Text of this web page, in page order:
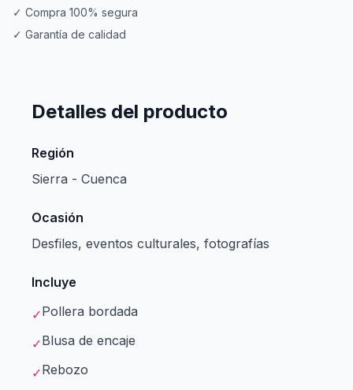
✓ Compra 100% segura
✓ Garantía de calidad
Detalles del producto
Región
Sierra - Cuenca
Ocasión
Desfiles, eventos culturales, fotografías
Incluye
✓Pollera bordada
✓Blusa de encaje
✓Rebozo